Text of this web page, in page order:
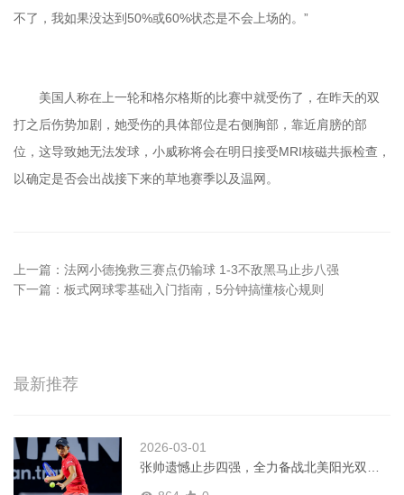
不了，我如果没达到50%或60%状态是不会上场的。”
美国人称在上一轮和格尔格斯的比赛中就受伤了，在昨天的双
打之后伤势加剧，她受伤的具体部位是右侧胸部，靠近肩膀的部
位，这导致她无法发球，小威称将会在明日接受MRI核磁共振检查，
以确定是否会出战接下来的草地赛季以及温网。
上一篇： 法网小德挽救三赛点仍输球 1-3不敌黑马止步八强
下一篇： 板式网球零基础入门指南，5分钟搞懂核心规则
最新推荐
2026-03-01
张帅遗憾止步四强，全力备战北美阳光双赛